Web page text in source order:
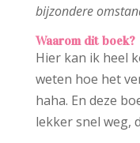
bijzondere
Waarom dit boek?
Hier kan ik heel
weten hoe het
haha. En deze
lekker snel weg,